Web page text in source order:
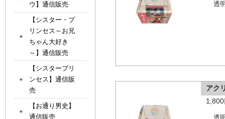
透
アク
透
ウ】通信販売
【シスター・プ
リンセス～お兄
ちゃん大好き
～】通信販売
【シスタープリ
ンセス】通信販
売
【お通り男史】
通信販売